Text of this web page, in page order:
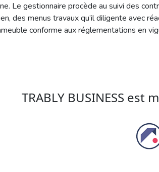
Le gestionnaire procède au suivi des
des menus travaux qu’il diligente avec
conforme aux réglementations en
TRABLY BUSINESS est